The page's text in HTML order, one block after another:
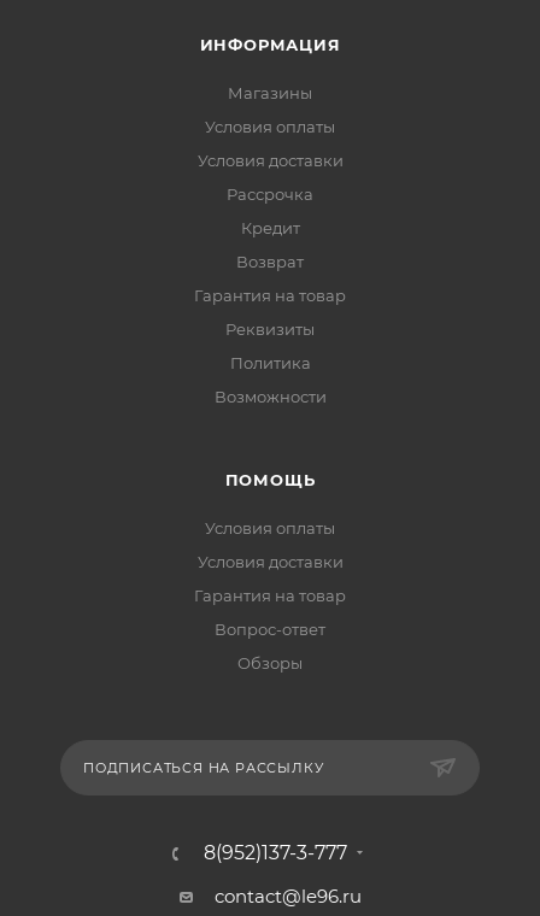
ИНФОРМАЦИЯ
Магазины
Условия оплаты
Условия доставки
Рассрочка
Кредит
Возврат
Гарантия на товар
Реквизиты
Политика
Возможности
ПОМОЩЬ
Условия оплаты
Условия доставки
Гарантия на товар
Вопрос-ответ
Обзоры
ПОДПИСАТЬСЯ НА РАССЫЛКУ
8(952)137-3-777
contact@le96.ru